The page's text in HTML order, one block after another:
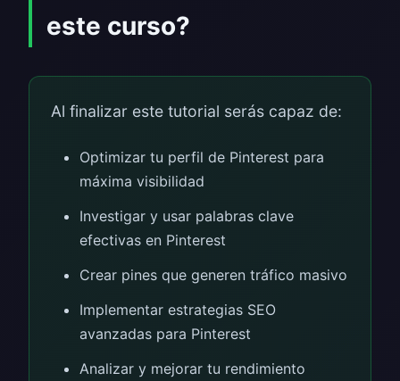
este curso?
Al finalizar este tutorial serás capaz de:
Optimizar tu perfil de Pinterest para
máxima visibilidad
Investigar y usar palabras clave
efectivas en Pinterest
Crear pines que generen tráfico masivo
Implementar estrategias SEO
avanzadas para Pinterest
Analizar y mejorar tu rendimiento